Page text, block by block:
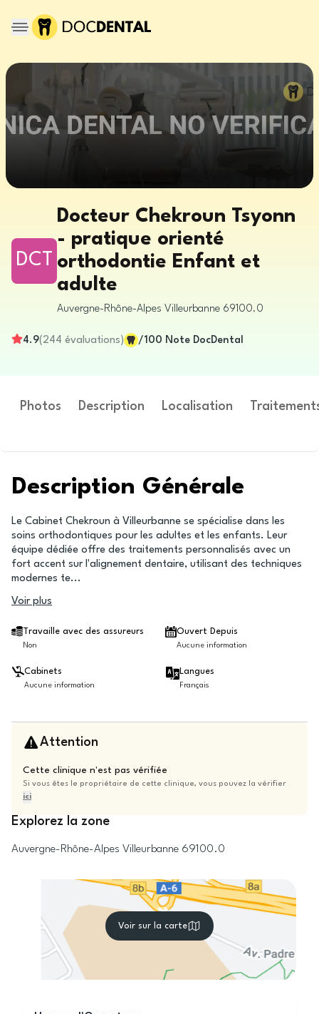
DCT
Docteur Chekroun Tsyonn
- pratique orienté
orthodontie Enfant et
adulte
Auvergne-Rhône-Alpes Villeurbanne 69100.0
4.9( 244 évaluations) /100 Note DocDental
Photos Description Localisation
Description Générale
Le Cabinet Chekroun à Villeurbanne se spécialise dans les
soins orthodontiques pour les adultes et les enfants. Leur
équipe dédiée offre des traitements personnalisés avec un
fort accent sur l'alignement dentaire, utilisant des techniques
modernes te...
Voir plus
Travaille avec des assureurs
Non
Ouvert Depuis
Aucune information
Cabinets
Aucune information
Langues
Français
Attention
Cette clinique n'est pas vérifiée
Si vous êtes le propriétaire de cette clinique, vous pouvez la vérifier
ici
Explorez la zone
Auvergne-Rhône-Alpes Villeurbanne 69100.0
Voir sur la carte